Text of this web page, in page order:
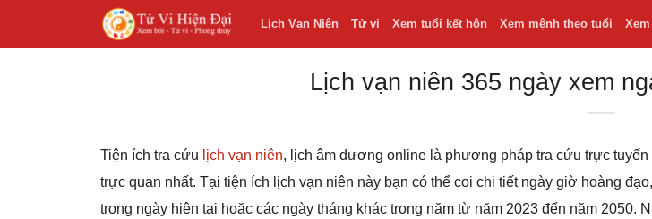
Lịch Vạn Niên Tử vi Xem tuổi kết hôn Xem mệnh theo tuổi
Lịch vạn niên 365 ngày xem
Tiện ích tra cứu lịch vạn niên, lịch âm dương online là phương pháp tra cứu trực
trực quan nhất. Tại tiện ích lịch vạn niên này bạn có thể coi chi tiết ngày giờ hoàng
trong ngày hiện tại hoặc các ngày tháng khác trong năm từ năm 2023 đến năm